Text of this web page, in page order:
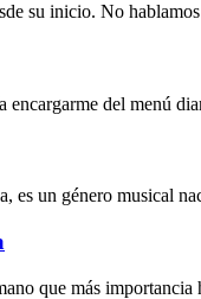
su inicio. No
del menú
es un género musical
que más